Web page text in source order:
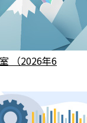
（2026年6